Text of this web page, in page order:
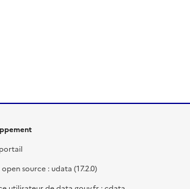
source : udata (17.2.0)